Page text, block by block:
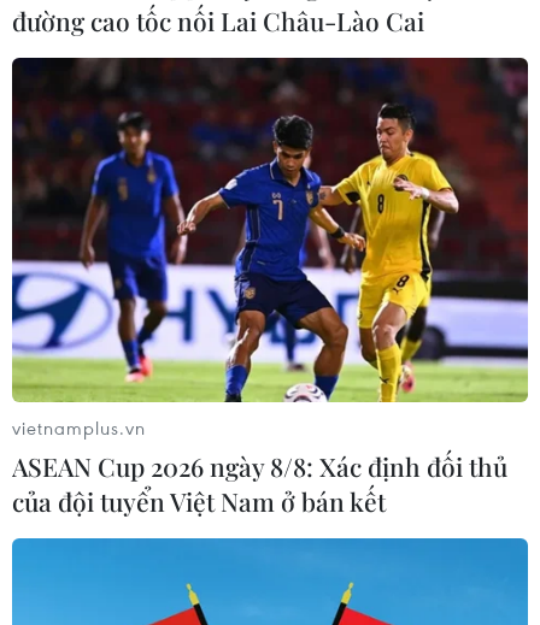
cá độ bóng đá lớn tại tỉnh Nghệ An do đối tượng Giản
thành phố Vinh cầm đầu.
Hưng Yên: Khởi tố 10 đối tượng trong
đường cao tốc nối Lai Châu-Lào Cai
vietnamplus.vn
ASEAN Cup 2026 ngày 8/8: Xác định đối thủ
của đội tuyển Việt Nam ở bán kết